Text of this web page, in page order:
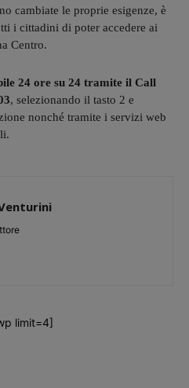
cambiate le proprie esigenze, è
i cittadini di poter accedere ai
Centro.
24 ore su 24 tramite il Call
, selezionando il tasto 2 e
nonché tramite i servizi web
limit=4]